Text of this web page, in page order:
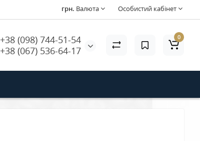
Особистий кабінет
грн. Валюта
+38 (098) 744-51-54
+38 (067) 536-64-17
0